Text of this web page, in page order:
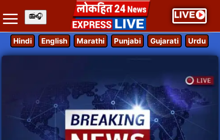
Hindi English Marathi Punjabi Gujarati Urdu